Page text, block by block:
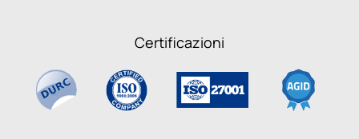
Certificazioni